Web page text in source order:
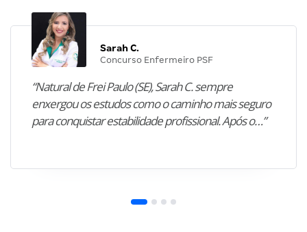
Sarah C.
Concurso Enfermeiro PSF
“Natural de Frei Paulo (SE), Sarah C. sempre
enxergou os estudos como o caminho mais seguro
para conquistar estabilidade profissional. Após o…”